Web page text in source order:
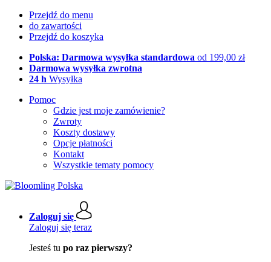
Przejdź do menu
do zawartości
Przejdź do koszyka
Polska: Darmowa wysyłka standardowa od 199,00 zł
Darmowa wysyłka zwrotna
24 h Wysyłka
Pomoc
Gdzie jest moje zamówienie?
Zwroty
Koszty dostawy
Opcje płatności
Kontakt
Wszystkie tematy pomocy
Zaloguj się
Zaloguj się teraz
Jesteś tu po raz pierwszy?